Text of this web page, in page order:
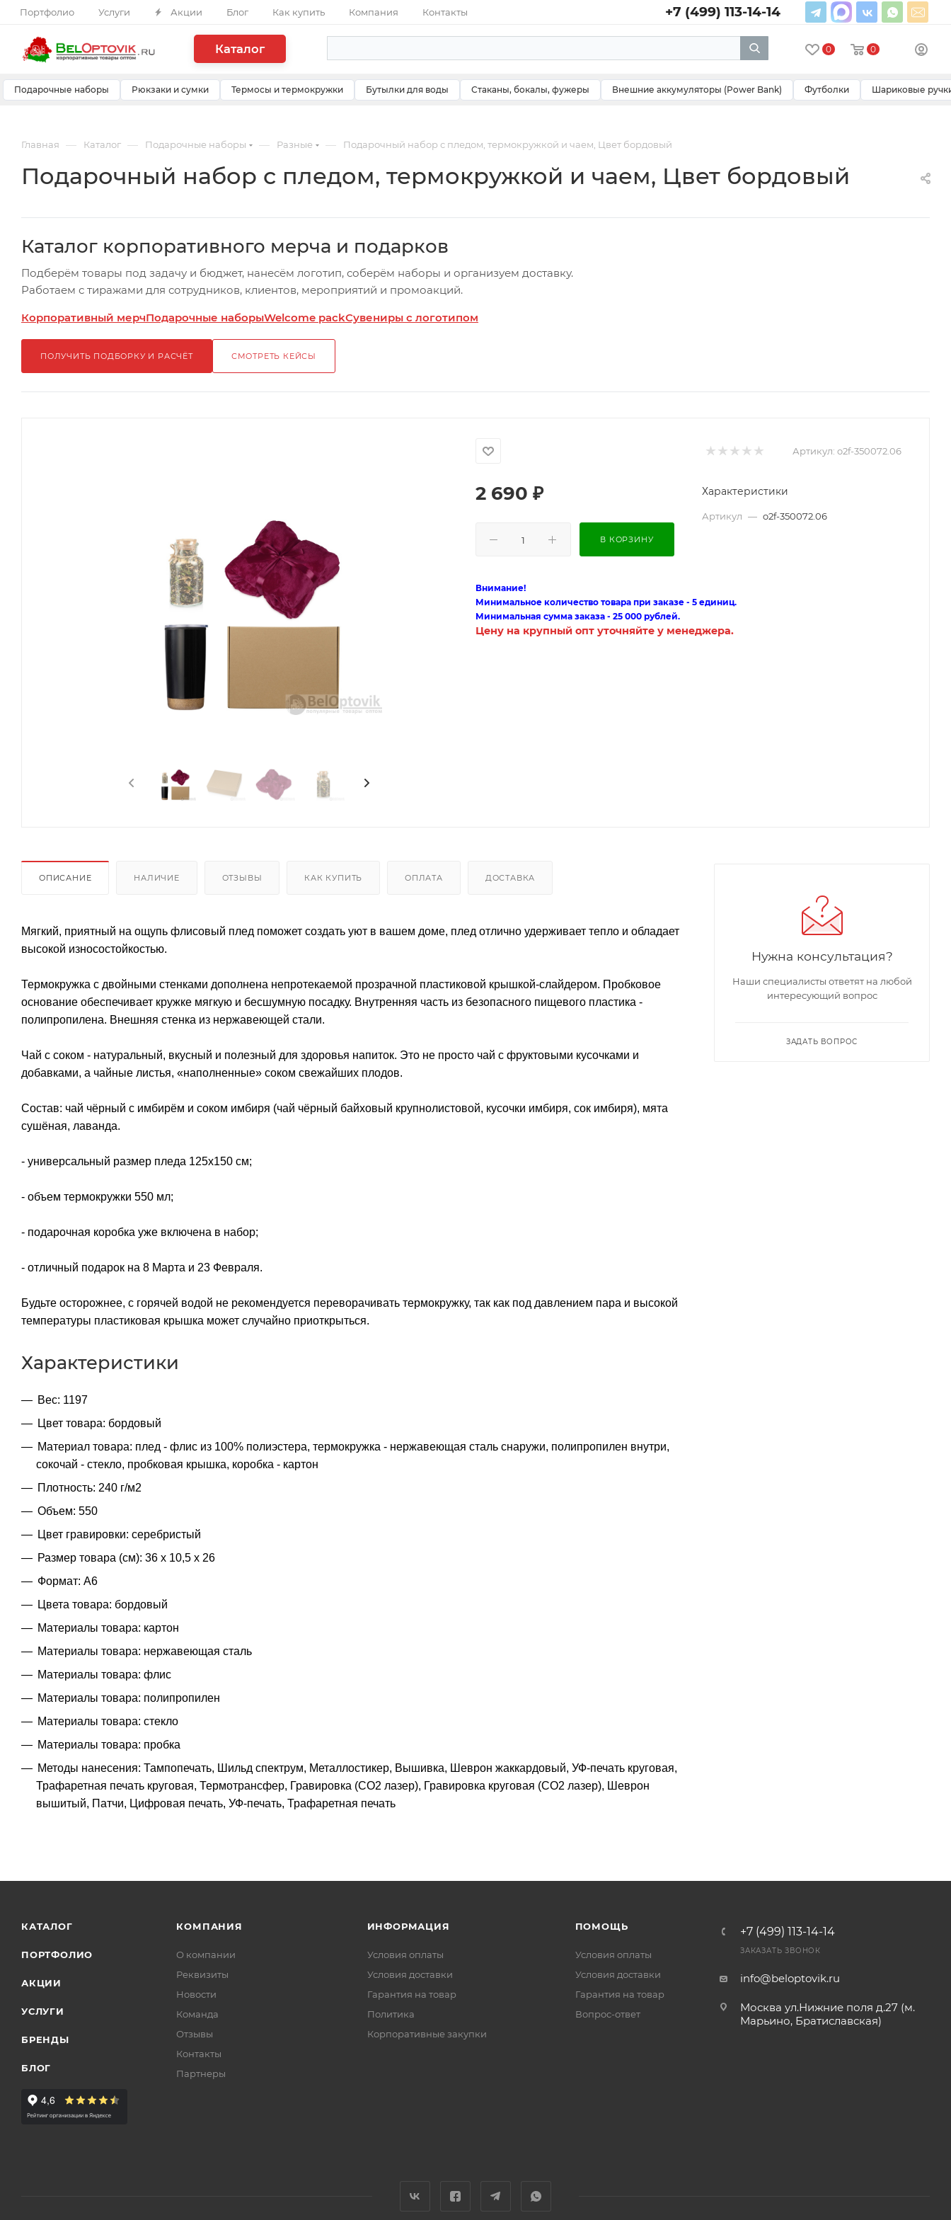
Портфолио Услуги Акции Блог Как купить Компания Контакты +7 (499) 113-14-14
Каталог 0 0
Подарочные наборы Рюкзаки и сумки Термосы и термокружки Бутылки для воды Стаканы, бокалы, фужеры Внешние аккумуляторы (Power Bank) Футболки Шариковые
Главная — Каталог — Подарочные наборы — Разные — Подарочный набор с пледом, термокружкой и чаем, Цвет бордовый
Подарочный набор с пледом, термокружкой и чаем, Цвет бордовый
Каталог корпоративного мерча и подарков
Подберём товары под задачу и бюджет, нанесём логотип, соберём наборы и организуем доставку.
Работаем с тиражами для сотрудников, клиентов, мероприятий и промоакций.
Корпоративный мерчПодарочные наборыWelcome packСувениры с логотипом
ПОЛУЧИТЬ ПОДБОРКУ И РАСЧЁТ СМОТРЕТЬ КЕЙСЫ
Артикул: o2f-350072.06
2 690 ₽
В КОРЗИНУ
Характеристики
Артикул — o2f-350072.06
Внимание!
Минимальное количество товара при заказе - 5 единиц.
Минимальная сумма заказа - 25 000 рублей.
Цену на крупный опт уточняйте у менеджера.
ОПИСАНИЕ НАЛИЧИЕ ОТЗЫВЫ КАК КУПИТЬ ОПЛАТА ДОСТАВКА
Мягкий, приятный на ощупь флисовый плед поможет создать уют в вашем доме, плед отлично удерживает тепло и обладает
высокой износостойкостью.
Термокружка с двойными стенками дополнена непротекаемой прозрачной пластиковой крышкой-слайдером. Пробковое
основание обеспечивает кружке мягкую и бесшумную посадку. Внутренняя часть из безопасного пищевого пластика -
полипропилена. Внешняя стенка из нержавеющей стали.
Чай с соком - натуральный, вкусный и полезный для здоровья напиток. Это не просто чай с фруктовыми кусочками и
добавками, а чайные листья, «наполненные» соком свежайших плодов.
Состав: чай чёрный с имбирём и соком имбиря (чай чёрный байховый крупнолистовой, кусочки имбиря, сок имбиря), мята
сушёная, лаванда.
- универсальный размер пледа 125х150 см;
- объем термокружки 550 мл;
- подарочная коробка уже включена в набор;
- отличный подарок на 8 Марта и 23 Февраля.
Будьте осторожнее, с горячей водой не рекомендуется переворачивать термокружку, так как под давлением пара и высокой
температуры пластиковая крышка может случайно приоткрыться.
Характеристики
Вес: 1197
Цвет товара: бордовый
Материал товара: плед - флис из 100% полиэстера, термокружка - нержавеющая сталь снаружи, полипропилен внутри,
сокочай - стекло, пробковая крышка, коробка - картон
Плотность: 240 г/м2
Объем: 550
Цвет гравировки: серебристый
Размер товара (см): 36 х 10,5 х 26
Формат: A6
Цвета товара: бордовый
Материалы товара: картон
Материалы товара: нержавеющая cталь
Материалы товара: флис
Материалы товара: полипропилен
Материалы товара: стекло
Материалы товара: пробка
Методы нанесения: Тампопечать, Шильд спектрум, Металлостикер, Вышивка, Шеврон жаккардовый, УФ-печать круговая,
Трафаретная печать круговая, Термотрансфер, Гравировка (CO2 лазер), Гравировка круговая (CO2 лазер), Шеврон
вышитый, Патчи, Цифровая печать, УФ-печать, Трафаретная печать
Нужна консультация?
Наши специалисты ответят на любой
интересующий вопрос
ЗАДАТЬ ВОПРОС
КАТАЛОГ
ПОРТФОЛИО
АКЦИИ
УСЛУГИ
БРЕНДЫ
БЛОГ
КОМПАНИЯ
О компании
Реквизиты
Новости
Команда
Отзывы
Контакты
Партнеры
ИНФОРМАЦИЯ
Условия оплаты
Условия доставки
Гарантия на товар
Политика
Корпоративные закупки
ПОМОЩЬ
Условия оплаты
Условия доставки
Гарантия на товар
Вопрос-ответ
+7 (499) 113-14-14
ЗАКАЗАТЬ ЗВОНОК
info@beloptovik.ru
Москва ул.Нижние поля д.27 (м.
Марьино, Братиславская)